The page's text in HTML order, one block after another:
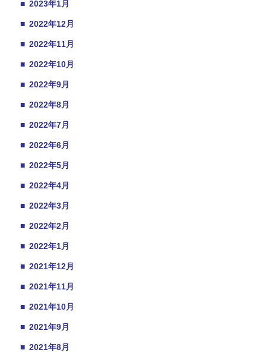
■ 2023年1月
■ 2022年12月
■ 2022年11月
■ 2022年10月
■ 2022年9月
■ 2022年8月
■ 2022年7月
■ 2022年6月
■ 2022年5月
■ 2022年4月
■ 2022年3月
■ 2022年2月
■ 2022年1月
■ 2021年12月
■ 2021年11月
■ 2021年10月
■ 2021年9月
■ 2021年8月